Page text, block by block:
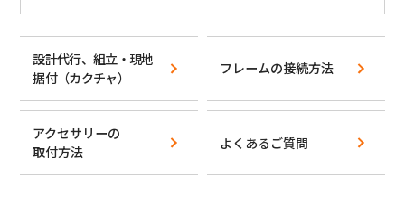
設計代行、組立・現地
据付（カクチャ）
フレームの接続方法
アクセサリーの
取付方法
よくあるご質問